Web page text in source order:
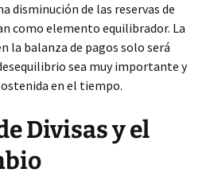
disminución de las reservas de
como elemento equilibrador. La
la balanza de pagos solo será
sea muy importante y
en el tiempo.
Divisas y el